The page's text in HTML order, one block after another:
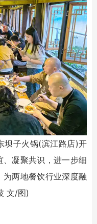
子火锅(滨江路店)开
凝聚共识，进一步细
两地餐饮行业深度融
文/图)